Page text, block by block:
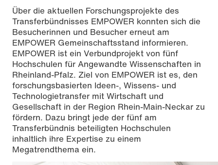
Über die aktuellen Forschungsprojekte des
Transferbündnisses EMPOWER konnten sich die
Besucherinnen und Besucher erneut am
EMPOWER Gemeinschaftsstand informieren.
EMPOWER ist ein Verbundprojekt von fünf
Hochschulen für Angewandte Wissenschaften in
Rheinland-Pfalz. Ziel von EMPOWER ist es, den
forschungsbasierten Ideen-, Wissens- und
Technologietransfer mit Wirtschaft und
Gesellschaft in der Region Rhein-Main-Neckar zu
fördern. Dazu bringt jede der fünf am
Transferbündnis beteiligten Hochschulen
inhaltlich ihre Expertise zu einem
Megatrendthema ein.